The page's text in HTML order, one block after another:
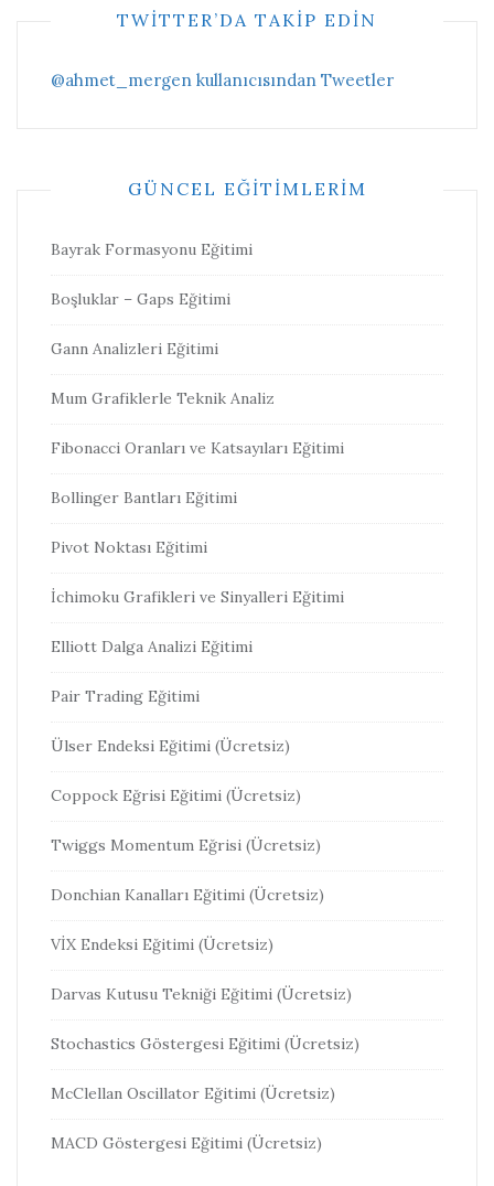
TWITTER’DA TAKIP EDIN
@ahmet_mergen kullanıcısından Tweetler
GÜNCEL EĞITIMLERIM
Bayrak Formasyonu Eğitimi
Boşluklar – Gaps Eğitimi
Gann Analizleri Eğitimi
Mum Grafiklerle Teknik Analiz
Fibonacci Oranları ve Katsayıları Eğitimi
Bollinger Bantları Eğitimi
Pivot Noktası Eğitimi
İchimoku Grafikleri ve Sinyalleri Eğitimi
Elliott Dalga Analizi Eğitimi
Pair Trading Eğitimi
Ülser Endeksi Eğitimi (Ücretsiz)
Coppock Eğrisi Eğitimi (Ücretsiz)
Twiggs Momentum Eğrisi (Ücretsiz)
Donchian Kanalları Eğitimi (Ücretsiz)
VİX Endeksi Eğitimi (Ücretsiz)
Darvas Kutusu Tekniği Eğitimi (Ücretsiz)
Stochastics Göstergesi Eğitimi (Ücretsiz)
McClellan Oscillator Eğitimi (Ücretsiz)
MACD Göstergesi Eğitimi (Ücretsiz)